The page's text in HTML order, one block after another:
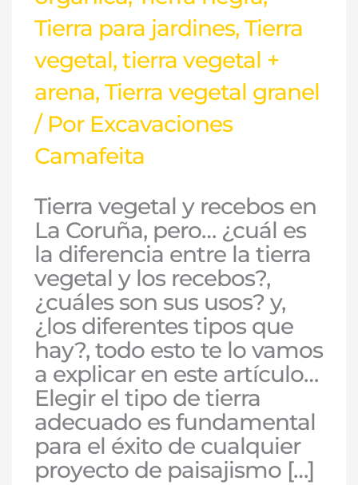
Tierra para jardines,Tierra
vegetal,tierra vegetal +
arena,Tierra vegetal granel
/ Por Excavaciones
Camafeita
Tierra vegetal y recebos en
La Coruña, pero… ¿cuál es
la diferencia entre la tierra
vegetal y los recebos?,
¿cuáles son sus usos? y,
¿los diferentes tipos que
hay?, todo esto te lo vamos
a explicar en este artículo…
Elegir el tipo de tierra
adecuado es fundamental
para el éxito de cualquier
proyecto de paisajismo […]